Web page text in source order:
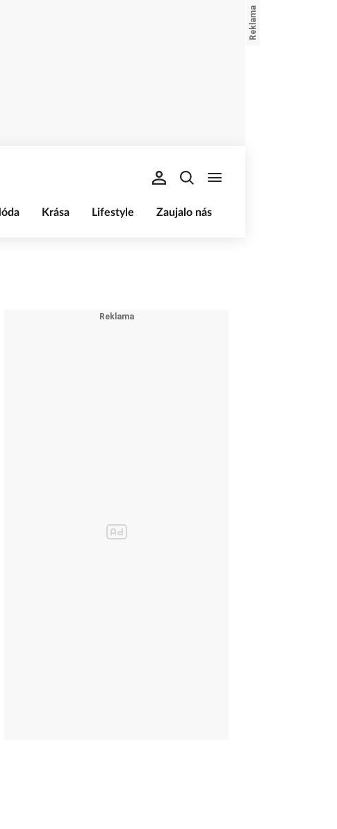
Krása Lifestyle Zaujalo nás